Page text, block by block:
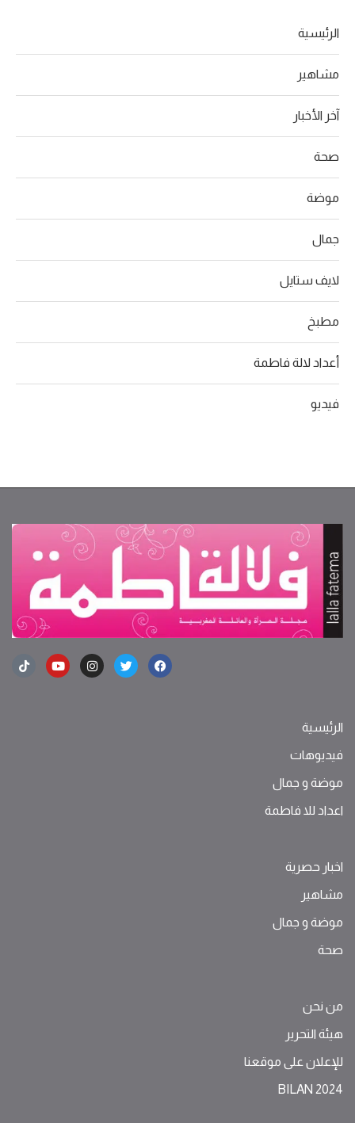
الرئيسية
مشاهير
آخر الأخبار
صحة
موضة
جمال
لايف ستايل
مطبخ
أعداد لالة فاطمة
فيديو
الرئيسية
فيديوهات
موضة ‫و‬ ‫‬‫جمال‬
اعداد للا فاطمة
اخبار حصرية
مشاهير
موضة ‫و‬ ‫‬‫جمال‬
صحة
من نحن
هيئة التحرير
للإعلان على موقعنا
BILAN 2024